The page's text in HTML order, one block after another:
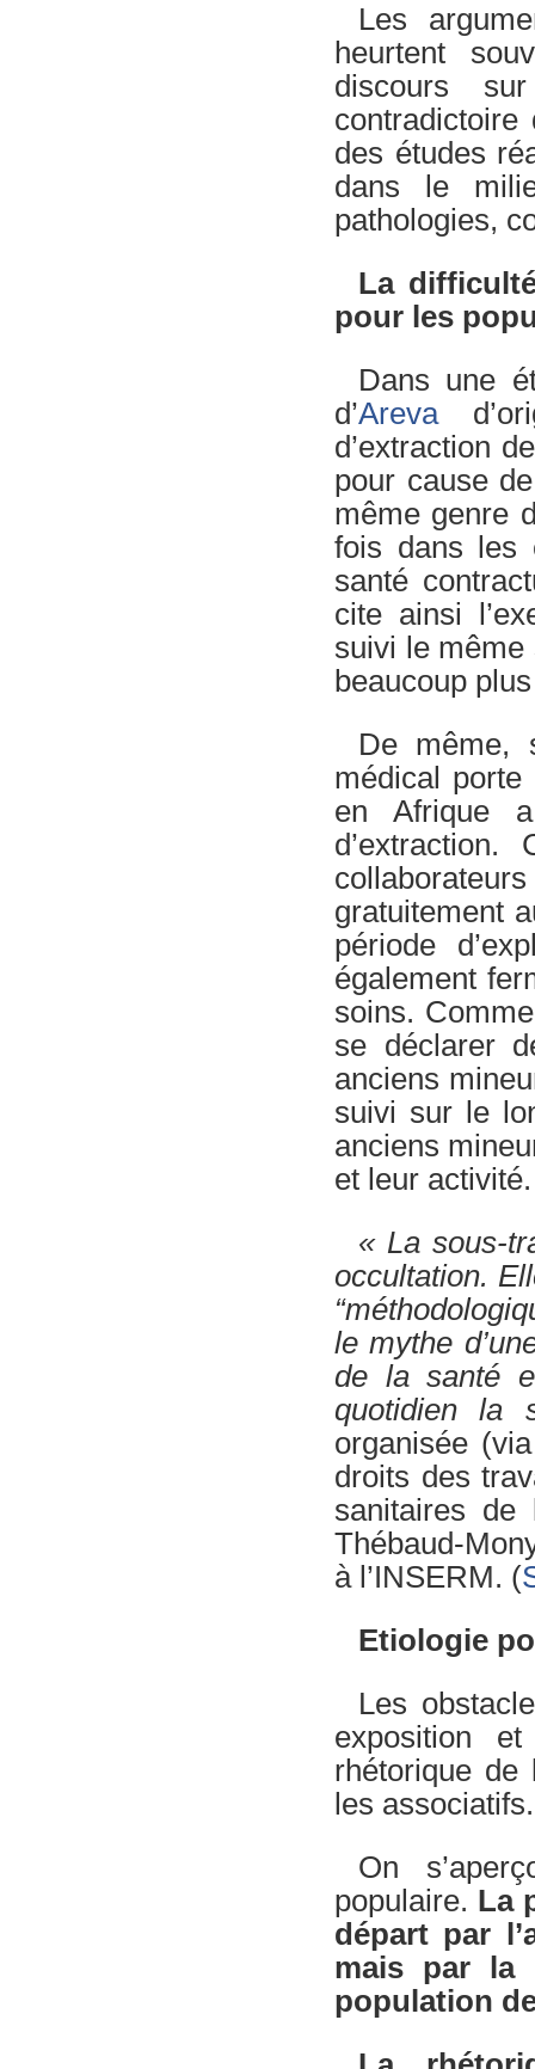
Les
heurtent
discours
contradictoire
des études
dans le
pathologies,
La
pour les
Dans une
d’Areva
d’extraction
pour cause
même genre
fois dans les
santé
cite ainsi
suivi le même
beaucoup
De même,
médical
en Afrique
collaborateurs
gratuitement
période
également
soins.
se déclarer
anciens
suivi sur le
anciens
et leur activité.
« La sous-
occultation.
le mythe
de la santé
quotidien la
organisée
droits des
sanitaires de
Thébaud-
à l’INSERM. (
Etiologie
Les
exposition
rhétorique de
les associatifs.
On
populaire. La
départ par
mais par la
population